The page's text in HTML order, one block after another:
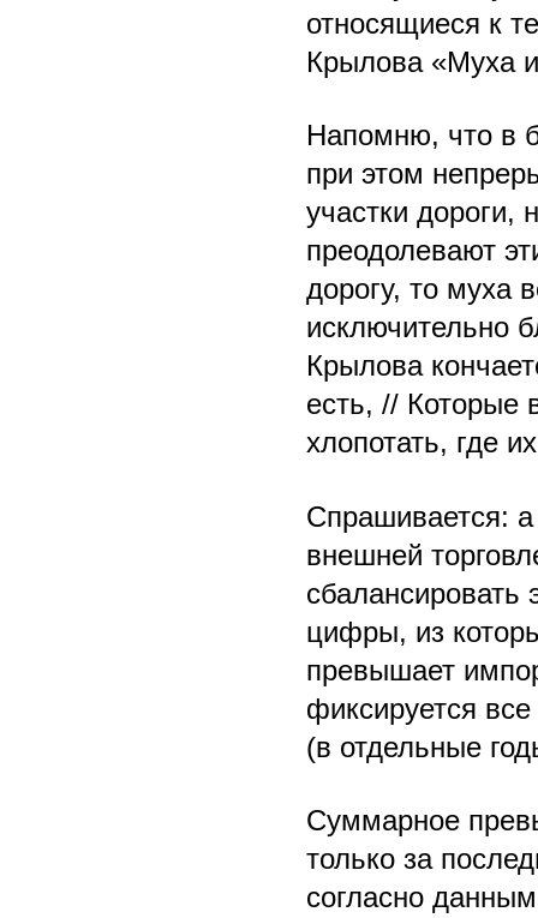
относящиеся к
Крылова «Муха
Напомню, что в
при этом
участки
преодолевают
дорогу, то муха
исключительно
Крылова
есть, // Которые
хлопотать, где
Спрашивается:
внешней
цифры, из
превышает
фиксируется
(в отдельные
Суммарное
только за
согласно